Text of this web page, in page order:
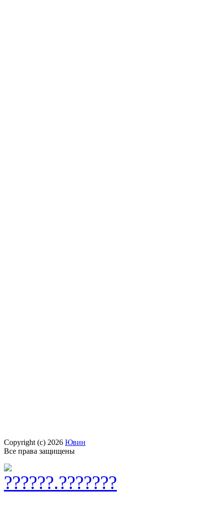
Copyright (c) 2026 Ювин
Все права защищены